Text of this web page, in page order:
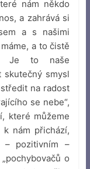
nám někdo
a zahrává si
a s našimi
a to čistě
Je to naše
skutečný smysl
na radost
se nebe“,
které můžeme
nám přichází,
– pozitivním –
o